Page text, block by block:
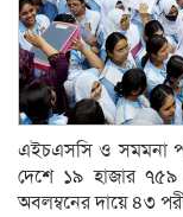
এইচএসসি ও সমমনা
দেশে ১৯ হাজার ৭৫৯
অবলম্বনের দায়ে ৪৩